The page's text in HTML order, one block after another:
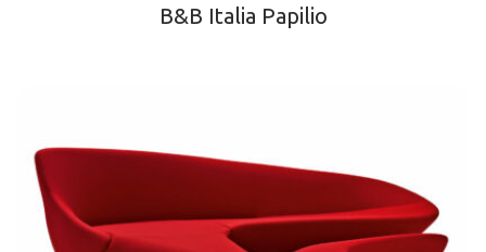
B&B Italia Papilio